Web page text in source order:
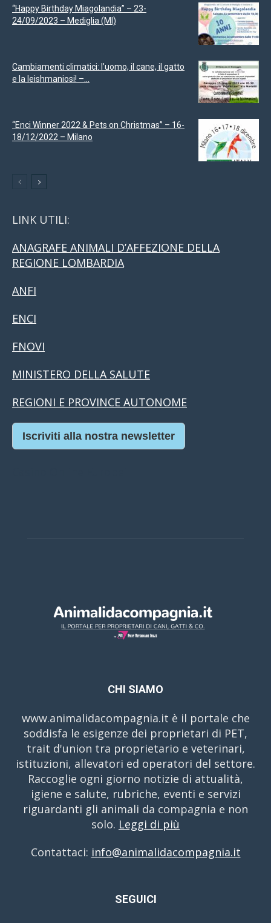
“Happy Birthday Miagolandia” – 23-
24/09/2023 – Mediglia (MI)
Cambiamenti climatici: l’uomo, il cane, il gatto
e la leishmaniosi! –...
“Enci Winner 2022 & Pets on Christmas” – 16-
18/12/2022 – Milano
LINK UTILI:
ANAGRAFE ANIMALI D’AFFEZIONE DELLA
REGIONE LOMBARDIA
ANFI
ENCI
FNOVI
MINISTERO DELLA SALUTE
REGIONI E PROVINCE AUTONOME
Iscriviti alla nostra newsletter
CHI SIAMO
www.animalidacompagnia.it è il portale che
soddisfa le esigenze dei proprietari di PET,
trait d'union tra proprietario e veterinari,
istituzioni, allevatori ed operatori del settore.
Raccoglie ogni giorno notizie di attualità,
igiene e salute, rubriche, eventi e servizi
riguardanti gli animali da compagnia e non
solo. Leggi di più
Contattaci: info@animalidacompagnia.it
SEGUICI